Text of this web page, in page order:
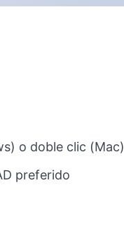
o doble clic (Mac)
preferido